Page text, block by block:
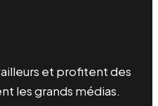
et profitent des
les grands médias.